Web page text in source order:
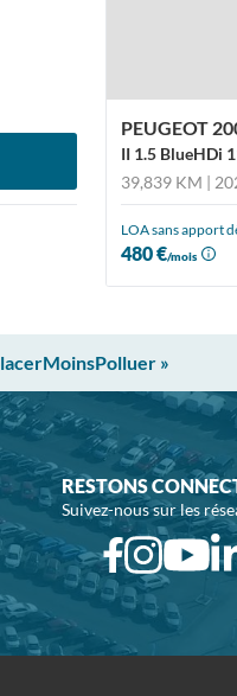
PEUGEOT
II 1.5 BlueHDi
39,839 KM |
LOA sans apport
480 €/mois
»
RESTONS
Suivez-nous sur les